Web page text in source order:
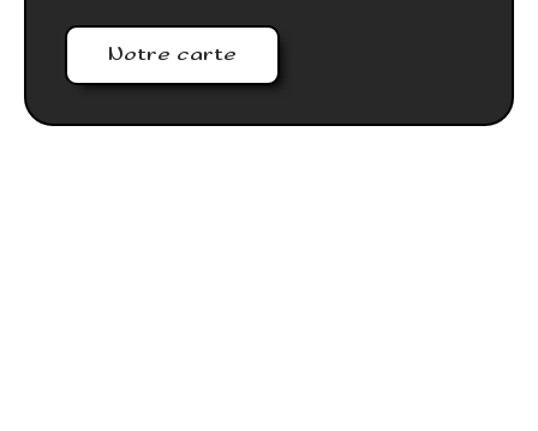
Notre carte